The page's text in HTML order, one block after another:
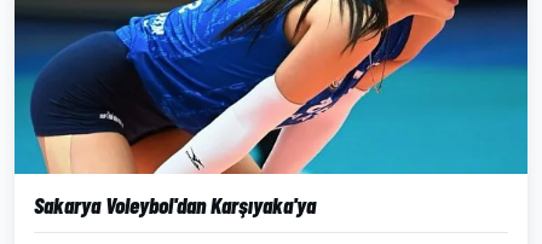
Sakarya Voleybol'dan Karşıyaka'ya